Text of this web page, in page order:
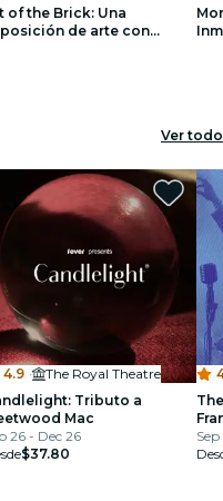
of the Brick: Una
de arte con
Ver todo
4.9 ·
The Royal Theatre
Tributo a
Mac
26 - Dec 26
$37.80
Sep